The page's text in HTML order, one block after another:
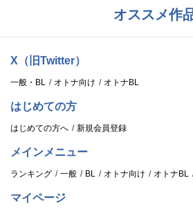
オススメ作
X（旧Twitter）
一般・BL オトナ向け オトナBL
はじめての方
はじめての方へ 新規会員登録
メインメニュー
ランキング 一般 BL オトナ向け オトナBL
マイページ